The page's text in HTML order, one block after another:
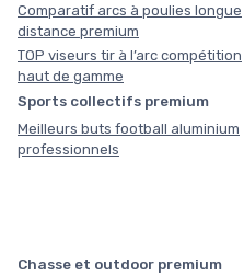
Comparatif arcs à poulies longue
distance premium
TOP viseurs tir à l’arc compétition
haut de gamme
Sports collectifs premium
Meilleurs buts football aluminium
professionnels
Chasse et outdoor premium